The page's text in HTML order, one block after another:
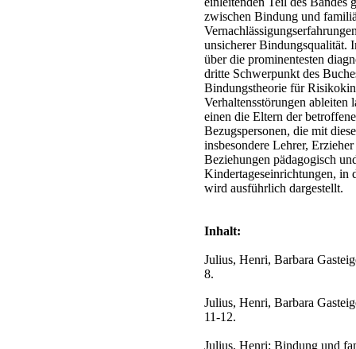
zwischen Bindung und
unsicherer Bindungsqualität.
über die prominentesten
dritte Schwerpunkt des
Bindungstheorie für
Verhaltensstörungen ableiten
einen die Eltern der
Bezugspersonen, die mit
insbesondere Lehrer,
Beziehungen pädagogisch
Kindertageseinrichtungen, in
wird ausführlich dargestellt.
Inhalt:
Julius, Henri, Barbara
8.
Julius, Henri, Barbara
11-12.
Julius, Henri: Bindung und